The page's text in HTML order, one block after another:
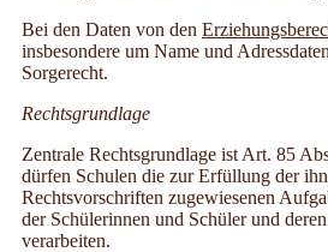
Bei den Daten von den
insbesondere um Name und
Sorgerecht.
Rechtsgrundlage
Zentrale Rechtsgrundlage ist Art. 85
dürfen Schulen die zur Erfüllung der
Rechtsvorschriften zugewiesenen
der Schülerinnen und Schüler und
verarbeiten.